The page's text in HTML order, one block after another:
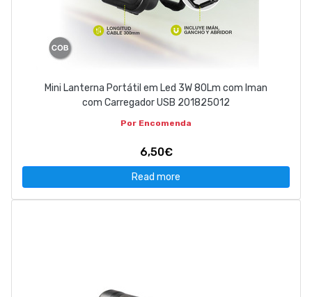
Mini Lanterna Portátil em Led 3W 80Lm com Iman
com Carregador USB 201825012
Por Encomenda
6,50€
Read more